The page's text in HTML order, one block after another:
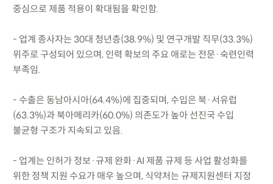
중심으로 제품 적용이 확대됨을 확인함.
- 업계 종사자는 30대 청년층(38.9%) 및 연구개발 직무(33.3%)
위주로 구성되어 있으며, 인력 확보의 주요 애로는 전문·숙련인력
부족임.
- 수출은 동남아시아(64.4%)에 집중되며, 수입은 북·서유럽
(63.3%)과 북아메리카(60.0%) 의존도가 높아 선진국 수입
불균형 구조가 지속되고 있음.
- 업계는 인허가 정보·규제 완화·AI 제품 규제 등 사업 활성화를
위한 정책 지원 수요가 매우 높으며, 식약처는 규제지원센터 지정